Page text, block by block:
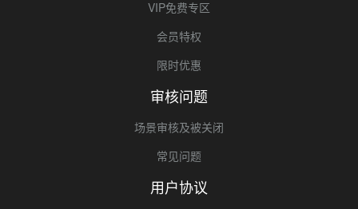
VIP免费专区
会员特权
限时优惠
审核问题
场景审核及被关闭
常见问题
用户协议